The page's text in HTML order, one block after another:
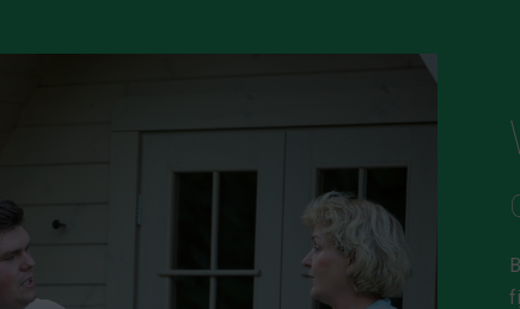
René en Ada, de eerste gasten van Little Loft. Wij zijn blij dat
want wat is het leuk hier. Wat een gaaf